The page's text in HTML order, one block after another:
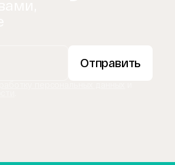
Отправить